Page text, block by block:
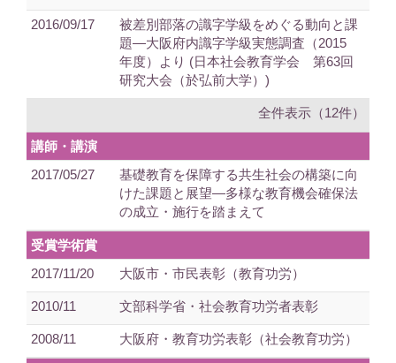
2016/09/17
被差別部落の識字学級をめぐる動向と課
題―大阪府内識字学級実態調査（2015
年度）より (日本社会教育学会 第63回
研究大会（於弘前大学）)
全件表示（12件）
講師・講演
2017/05/27
基礎教育を保障する共生社会の構築に向
けた課題と展望―多様な教育機会確保法
の成立・施行を踏まえて
受賞学術賞
2017/11/20
大阪市・市民表彰（教育功労）
2010/11 文部科学省・社会教育功労者表彰
2008/11 大阪府・教育功労表彰（社会教育功労）